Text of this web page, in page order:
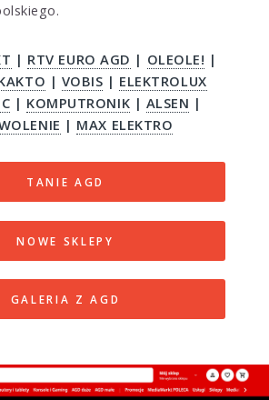
| RTV EURO AGD | OLEOLE! |
| VOBIS | ELEKTROLUX
| KOMPUTRONIK | ALSEN |
| MAX ELEKTRO
TANIE AGD
NOWE SKLEPY
GALERIA Z AGD